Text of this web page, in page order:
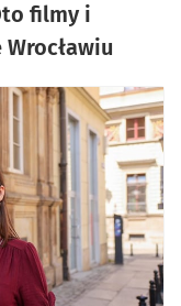
filmy i